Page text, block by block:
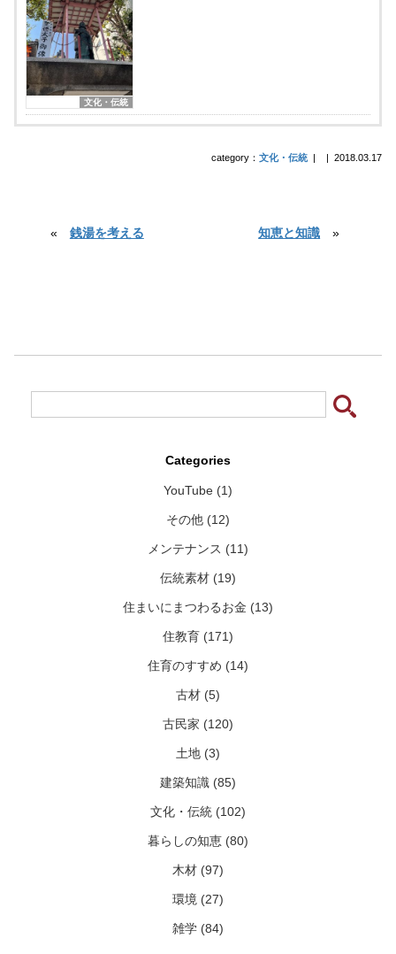
文化・伝統
category：文化・伝統 | |2018.03.17
« 銭湯を考える 知恵と知識 »
Categories
YouTube (1)
その他 (12)
メンテナンス (11)
伝統素材 (19)
住まいにまつわるお金 (13)
住教育 (171)
住育のすすめ (14)
古材 (5)
古民家 (120)
土地 (3)
建築知識 (85)
文化・伝統 (102)
暮らしの知恵 (80)
木材 (97)
環境 (27)
雑学 (84)